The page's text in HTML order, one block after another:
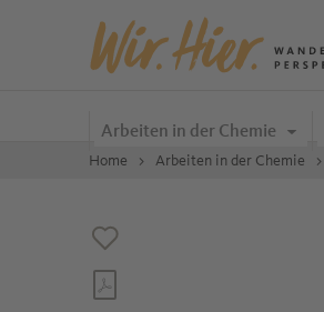
Zum Inhalt springen
Arbeiten in der Chemie
Home Arbeiten in der Chemie